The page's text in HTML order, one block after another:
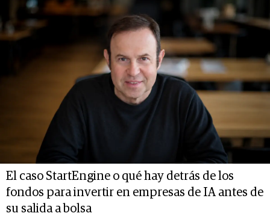
El caso StartEngine o qué hay detrás de los
fondos para invertir en empresas de IA antes de
su salida a bolsa